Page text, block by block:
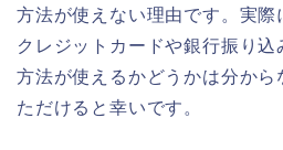
方法が使えない理由です。実
クレジットカードや銀行振り
方法が使えるかどうかは分から
ただけると幸いです。